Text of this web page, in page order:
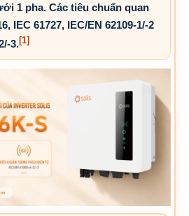
1 pha. Các tiêu chuẩn quan
IEC 61727, IEC/EN 62109-1/-2
3.[1]